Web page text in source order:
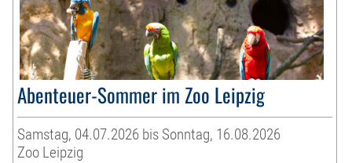
Abenteuer-Sommer im Zoo Leipzig
Samstag, 04.07.2026 bis Sonntag, 16.08.2026
Zoo Leipzig